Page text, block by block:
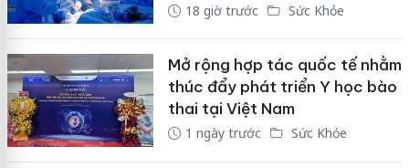
18 giờ trước Sức Khỏe
Mở rộng hợp tác quốc tế nhằm
thúc đẩy phát triển Y học bào
thai tại Việt Nam
1 ngày trước Sức Khỏe